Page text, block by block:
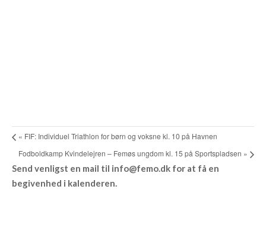
« FIF: Individuel Triathlon for børn og voksne kl. 10 på Havnen
Fodboldkamp Kvindelejren – Femøs ungdom kl. 15 på Sportspladsen »
Send venligst en mail til info@­femo.dk for at få en
begivenhed i kalenderen.